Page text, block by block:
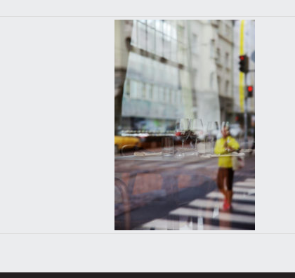
Tapahtumat
Uutiset
Medialle
Meistä
Design District Helsingin
Ota yhteyttä